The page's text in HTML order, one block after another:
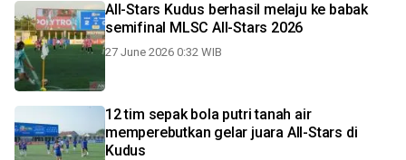
All-Stars Kudus berhasil melaju ke babak
semifinal MLSC All-Stars 2026
27 June 2026 0:32 WIB
12 tim sepak bola putri tanah air
memperebutkan gelar juara All-Stars di
Kudus